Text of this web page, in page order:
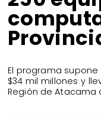
​El programa
$34 mil millones y
Región de Atacama